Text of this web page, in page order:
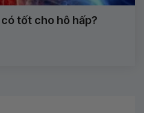
tốt cho hô hấp?